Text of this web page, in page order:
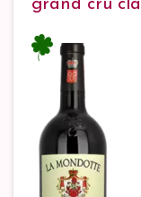
grand cru